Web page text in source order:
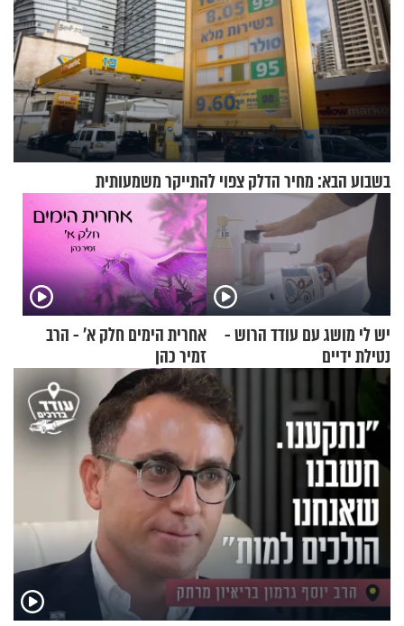
בשבוע הבא: מחיר הדלק צפוי להתייקר משמעותית
יש לי מושג עם עודד הרוש -
נטילת ידיים
אחרית הימים חלק א’ - הרב
זמיר כהן